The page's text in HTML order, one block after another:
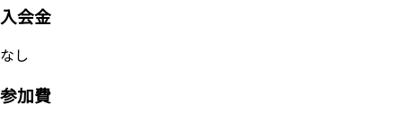
入会金
なし
参加費